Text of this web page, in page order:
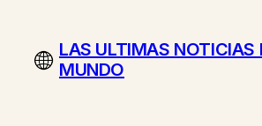
contenidoLAS ULTIMAS NOTICIAS
MUNDO